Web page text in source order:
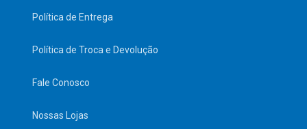
Política de Entrega
Política de Troca e Devolução
Fale Conosco
Nossas Lojas